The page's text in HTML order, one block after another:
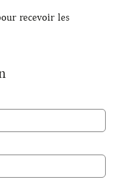
recevoir les